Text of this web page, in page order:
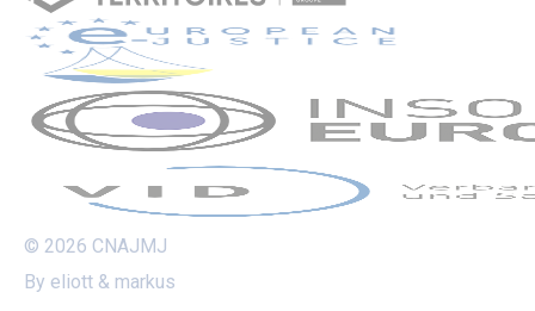
© 2026 CNAJMJ
By eliott & markus